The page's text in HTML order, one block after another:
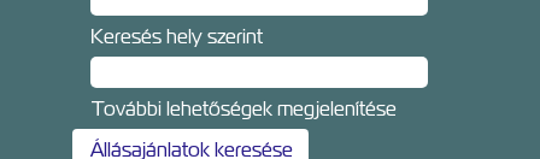
Keresés hely szerint
További lehetőségek megjelenítése